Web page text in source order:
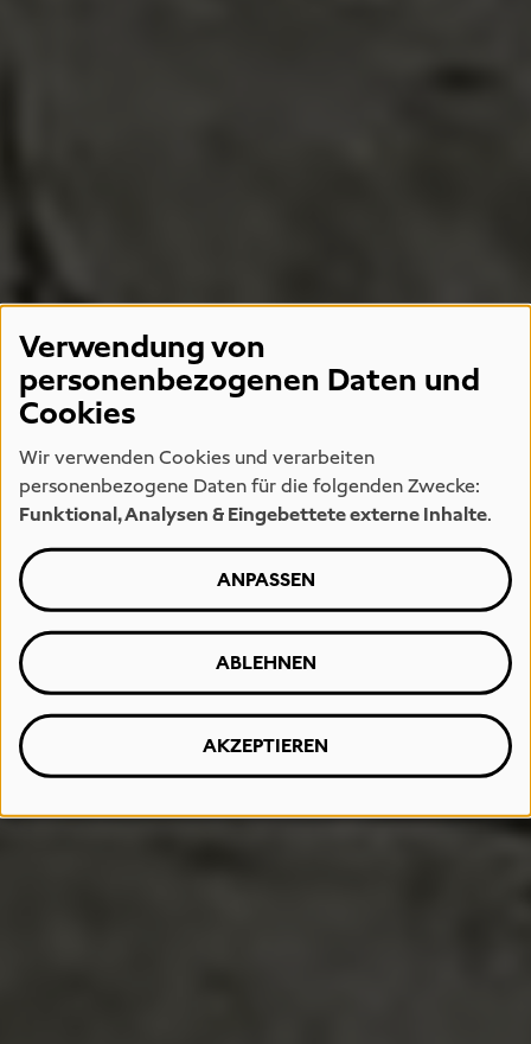
Verwendung von
personenbezogenen Daten und
Cookies
Wir verwenden Cookies und verarbeiten
personenbezogene Daten für die folgenden Zwecke:
Funktional, Analysen & Eingebettete externe Inhalte.
ANPASSEN
ABLEHNEN
AKZEPTIEREN